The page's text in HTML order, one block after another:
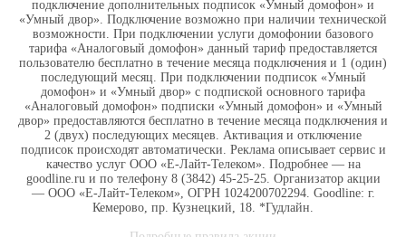
подключение дополнительных подписок «Умный домофон» и
«Умный двор». Подключение возможно при наличии технической
возможности. При подключении услуги домофонии базового
тарифа «Аналоговый домофон» данный тариф предоставляется
пользователю бесплатно в течение месяца подключения и 1 (один)
последующий месяц. При подключении подписок «Умный
домофон» и «Умный двор» с подпиской основного тарифа
«Аналоговый домофон» подписки «Умный домофон» и «Умный
двор» предоставляются бесплатно в течение месяца подключения и
2 (двух) последующих месяцев. Активация и отключение
подписок происходят автоматически. Реклама описывает сервис и
качество услуг ООО «Е-Лайт-Телеком». Подробнее — на
goodline.ru и по телефону 8 (3842) 45-25-25. Организатор акции
— ООО «Е-Лайт-Телеком», ОГРН 1024200702294. Goodline: г.
Кемерово, пр. Кузнецкий, 18. *Гудлайн.